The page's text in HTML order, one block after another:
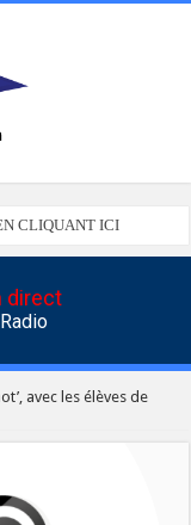
CLIQUANT ICI
direct
avec les élèves de